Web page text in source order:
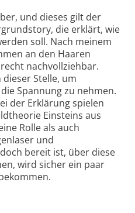
und dieses gilt der
die erklärt, wie
soll. Nach meinem
an den Haaren
nachvollziehbar.
Stelle, um
Spannung zu nehmen.
der Erklärung spielen
Einsteins aus
Rolle als auch
und
bereit ist, über diese
wird sicher ein paar